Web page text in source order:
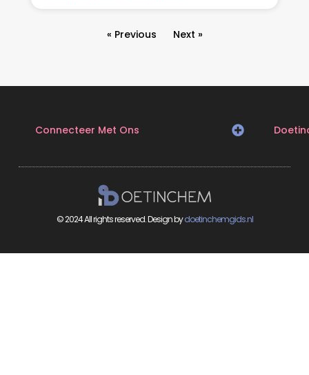
« Previous Next »
Connecteer Met Ons
© 2024 All rights reserved. Design bydoetinchemgids.nl